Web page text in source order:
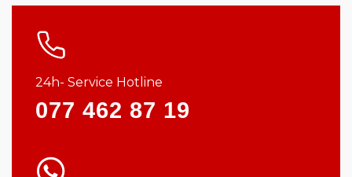
24h- Service Hotline
077 462 87 19